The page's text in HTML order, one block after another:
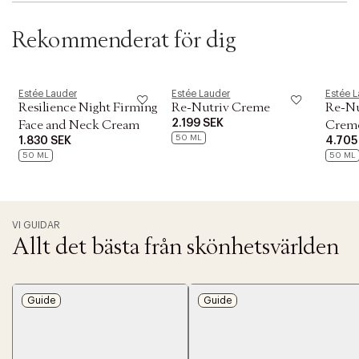
Rekommenderat för dig
Estée Lauder
Resilience Night Firming
Face and Neck Cream
1.830 SEK
50 ML
Estée Lauder
Re-Nutriv Creme
2.199 SEK
50 ML
Estée
Re-
4.705
50 ML
VI GUIDAR
Allt det bästa från skönhetsvärlden
Guide Guide